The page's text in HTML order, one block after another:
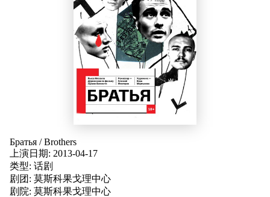
Братья /Brothers
上演日期: 2013-04-17
类型: 话剧
剧团: 莫斯科果戈理中心
剧院: 莫斯科果戈理中心